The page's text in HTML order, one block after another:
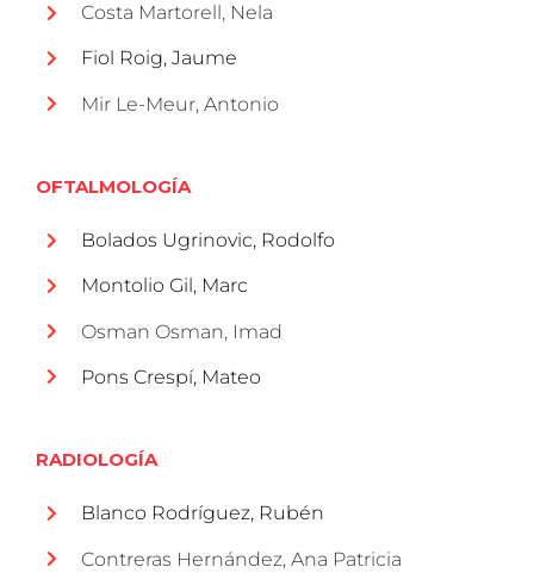
Costa Martorell, Nela
Fiol Roig, Jaume
Mir Le-Meur, Antonio
OFTALMOLOGÍA
Bolados Ugrinovic, Rodolfo
Montolio Gil, Marc
Osman Osman, Imad
Pons Crespí, Mateo
RADIOLOGÍA
Blanco Rodríguez, Rubén
Contreras Hernández, Ana Patricia